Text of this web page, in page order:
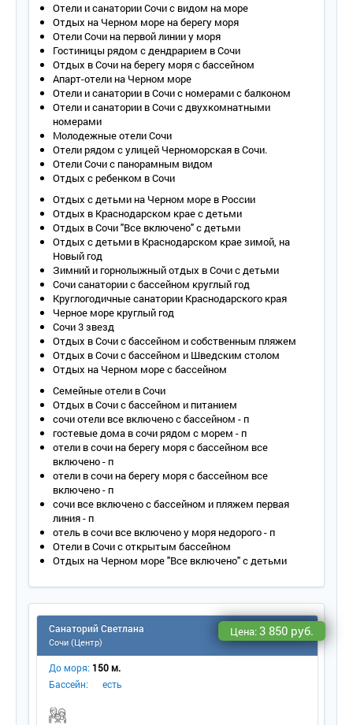
Отели и санатории Сочи с видом на море
Отдых на Черном море на берегу моря
Отели Сочи на первой линии у моря
Гостиницы рядом с дендрарием в Сочи
Отдых в Сочи на берегу моря с бассейном
Апарт-отели на Черном море
Отели и санатории в Сочи с номерами с балконом
Отели и санатории в Сочи с двухкомнатными
номерами
Молодежные отели Сочи
Отели рядом с улицей Черноморская в Сочи.
Отели Сочи с панорамным видом
Отдых с ребенком в Сочи
Отдых с детьми на Черном море в России
Отдых в Краснодарском крае с детьми
Отдых в Сочи "Все включено" с детьми
Отдых с детьми в Краснодарском крае зимой, на
Новый год
Зимний и горнолыжный отдых в Сочи с детьми
Сочи санатории с бассейном круглый год
Круглогодичные санатории Краснодарского края
Черное море круглый год
Сочи 3 звезд
Отдых в Сочи с бассейном и собственным пляжем
Отдых в Сочи с бассейном и Шведским столом
Отдых на Черном море с бассейном
Семейные отели в Сочи
Отдых в Сочи с бассейном и питанием
сочи отели все включено с бассейном - п
гостевые дома в сочи рядом с морем - п
отели в сочи на берегу моря с бассейном все
включено - п
отели в сочи на берегу моря с бассейном все
включено - п
сочи все включено с бассейном и пляжем первая
линия - п
отель в сочи все включено у моря недорого - п
Отели в Сочи с открытым бассейном
Отдых на Черном море "Все включено" с детьми
Санаторий Светлана
Сочи (Центр)
Цена:3 850 руб.
До моря: 150 м.
Бассейн:
есть